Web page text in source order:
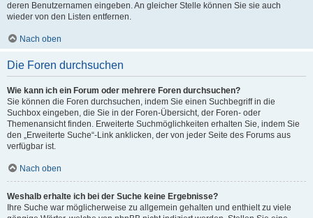
deren Benutzernamen eingeben. An gleicher Stelle können Sie sie auch
wieder von den Listen entfernen.
Nach oben
Die Foren durchsuchen
Wie kann ich ein Forum oder mehrere Foren durchsuchen?
Sie können die Foren durchsuchen, indem Sie einen Suchbegriff in die
Suchbox eingeben, die Sie in der Foren-Übersicht, der Foren- oder
Themenansicht finden. Erweiterte Suchmöglichkeiten erhalten Sie, indem Sie
den „Erweiterte Suche“-Link anklicken, der von jeder Seite des Forums aus
verfügbar ist.
Nach oben
Weshalb erhalte ich bei der Suche keine Ergebnisse?
Ihre Suche war möglicherweise zu allgemein gehalten und enthielt zu viele